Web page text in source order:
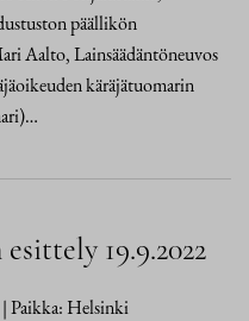
päällikön
Aalto, Lainsäädäntöneuvos
käräjätuomarin
19.9.2022
Paikka: Helsinki